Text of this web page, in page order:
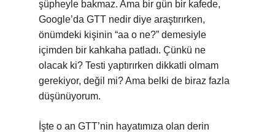
şüpheyle bakmaz. Ama bir gün bir kafede,
Google’da GTT nedir diye araştırırken,
önümdeki kişinin “aa o ne?” demesiyle
içimden bir kahkaha patladı. Çünkü ne
olacak ki? Testi yaptırırken dikkatli olmam
gerekiyor, değil mi? Ama belki de biraz fazla
düşünüyorum.
İşte o an GTT’nin hayatımıza olan derin